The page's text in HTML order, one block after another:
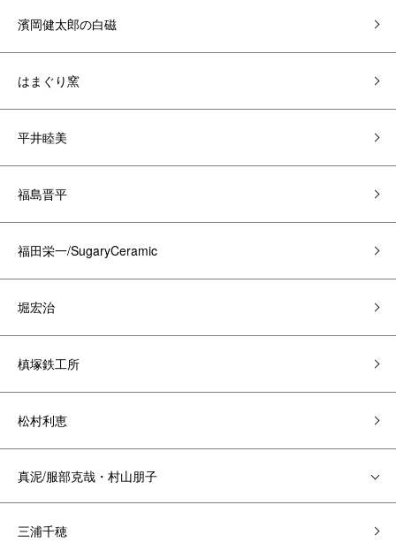
濱岡健太郎の白磁
はまぐり窯
平井睦美
福島晋平
福田栄一/SugaryCeramic
堀宏治
槙塚鉄工所
松村利恵
真泥/服部克哉・村山朋子
三浦千穂